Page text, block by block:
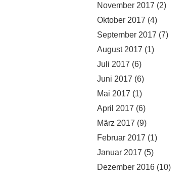
November 2017 (2)
Oktober 2017 (4)
September 2017 (7)
August 2017 (1)
Juli 2017 (6)
Juni 2017 (6)
Mai 2017 (1)
April 2017 (6)
März 2017 (9)
Februar 2017 (1)
Januar 2017 (5)
Dezember 2016 (10)